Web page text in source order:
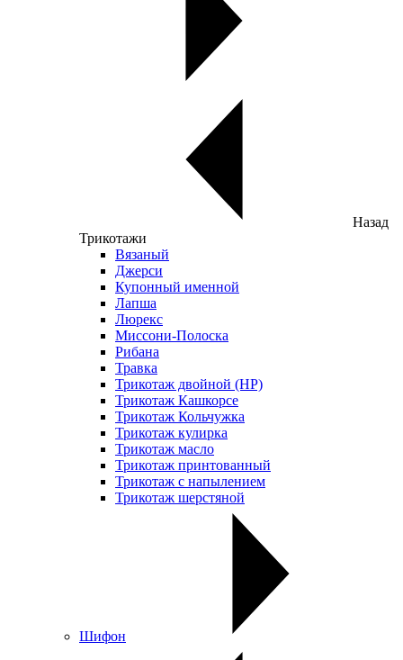
Назад
Трикотажи
Вязаный
Джерси
Купонный именной
Лапша
Люрекс
Миссони-Полоска
Рибана
Травка
Трикотаж двойной (НР)
Трикотаж Кашкорсе
Трикотаж Кольчужка
Трикотаж кулирка
Трикотаж масло
Трикотаж принтованный
Трикотаж с напылением
Трикотаж шерстяной
Шифон